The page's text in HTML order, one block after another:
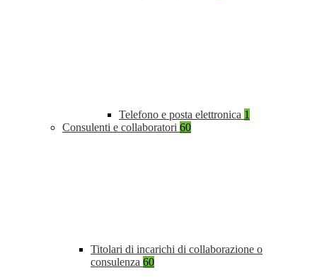
Telefono e posta elettronica 1
Consulenti e collaboratori 60
Titolari di incarichi di collaborazione o
consulenza 60